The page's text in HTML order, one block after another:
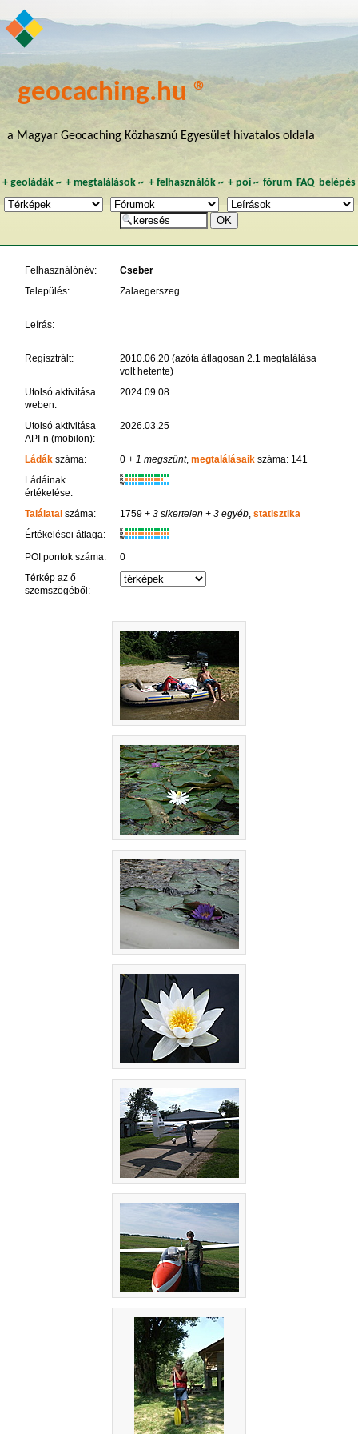
geocaching.hu ®
a Magyar Geocaching Közhasznú Egyesület hivatalos oldala
+ geoládák~ +megtalálások ~ + felhasználók~ + poi~ fórum FAQ belépés
Felhasználónév:
Cseber
Település:
Zalaegerszeg
Leírás:
Regisztrált:
2010.06.20 (azóta átlagosan 2.1 megtalálása
volt hetente)
Utolsó aktivitása
weben:
2024.09.08
Utolsó aktivitása
API-n (mobilon):
2026.03.25
Ládákszáma: 0+ 1 megszűnt, megtalálásaikszáma: 141
Ládáinak
értékelése:
K
R
W
Találataiszáma: 1759+ 3 sikertelen + 3 egyéb, statisztika
Értékelései átlaga:
K
R
W
POI pontok száma:
0
Térkép az ő
szemszögéből: